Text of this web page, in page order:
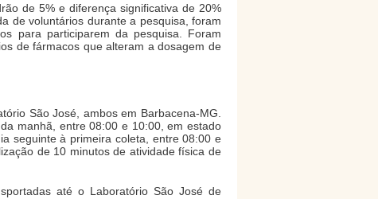
de 5% e diferença significativa de 20%
de voluntários durante a pesquisa, foram
para participarem da pesquisa. Foram
de fármacos que alteram a dosagem de
São José, ambos em Barbacena-MG.
manhã, entre 08:00 e 10:00, em estado
seguinte à primeira coleta, entre 08:00 e
de 10 minutos de atividade física de
até o Laboratório São José de